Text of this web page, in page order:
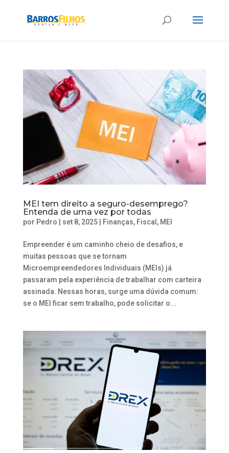
MEI tem direito a seguro-desemprego?
Entenda de uma vez por todas
por Pedro set 8, 2025| Finanças, Fiscal , MEI
Empreender é um caminho cheio de desafios, e
muitas pessoas que se tornam
Microempreendedores Individuais (MEIs) já
passaram pela experiência de trabalhar com carteira
assinada. Nessas horas, surge uma dúvida comum:
se o MEI ficar sem trabalho, pode solicitar o...